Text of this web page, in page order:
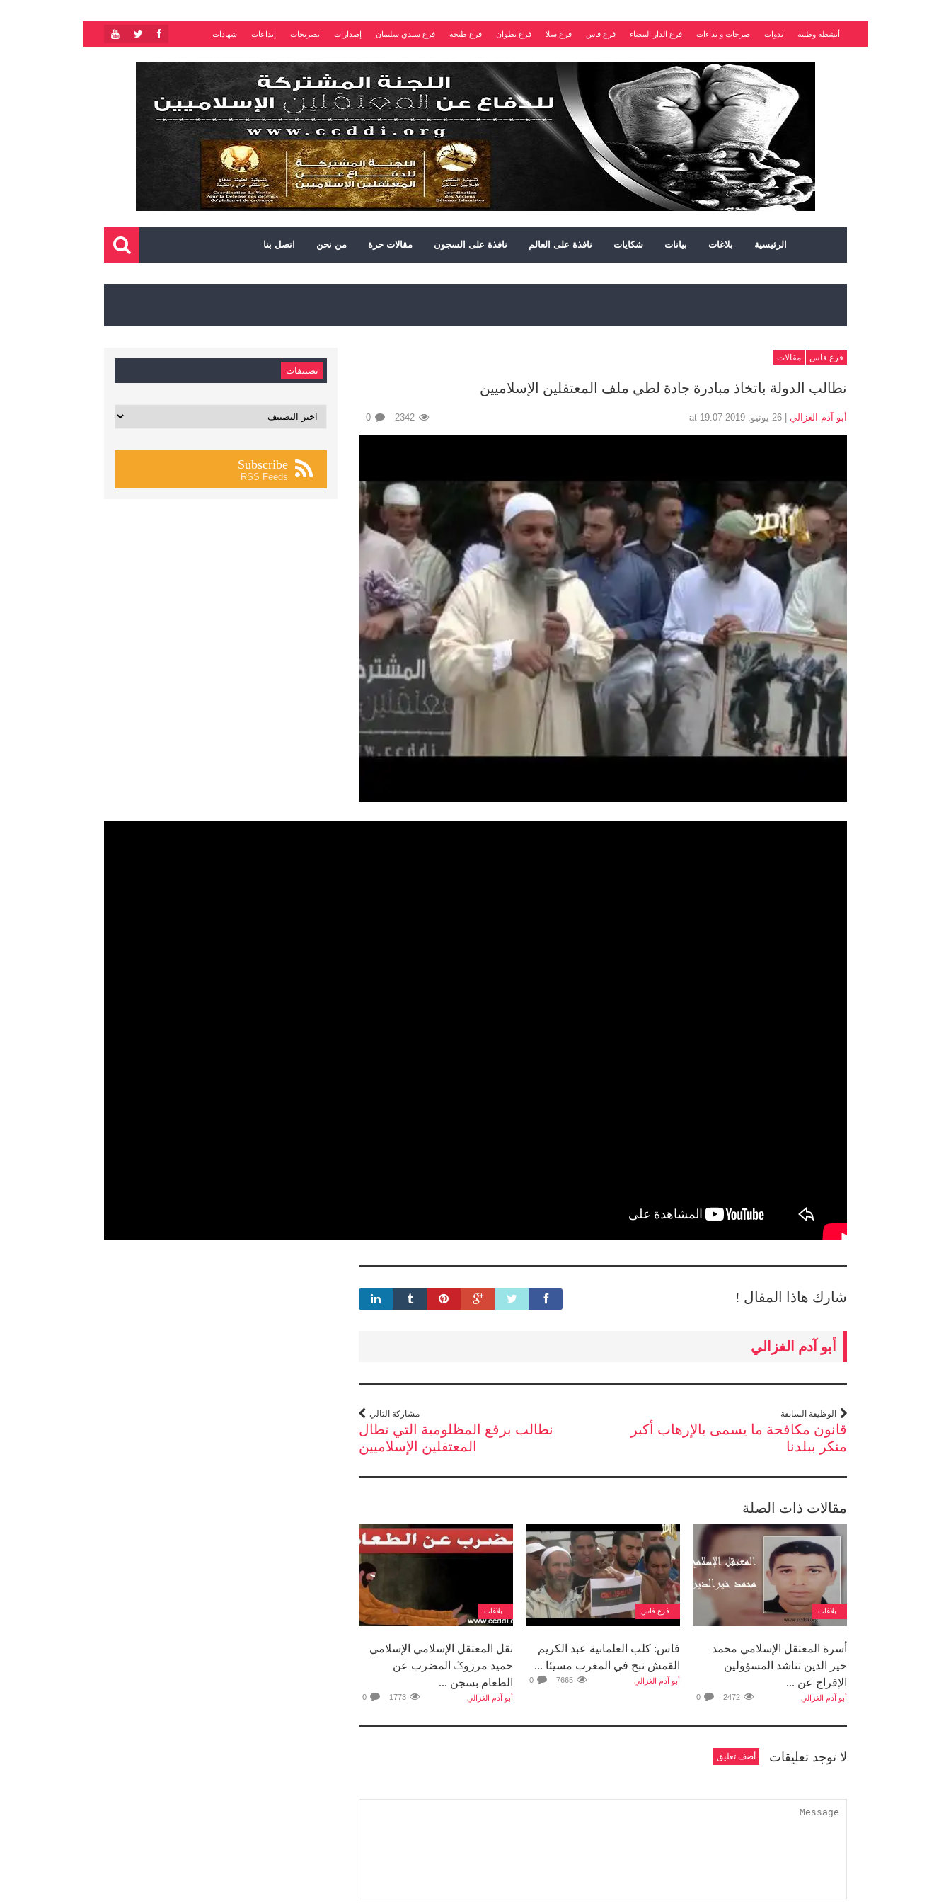
أنشطة وطنية ندوات صرخات و نداءات فرع الدار البيضاء فرع فاس فرع سلا فرع تطوان فرع طنجة فرع سيدي سليمان إصدارات تصريحات إبداعات شهادات
الرئيسية بلاغات بيانات شكايات نافذة على العالم نافذة على السجون مقالات حرة من نحن اتصل بنا
فرع فاس مقالات
نطالب الدولة باتخاذ مبادرة جادة لطي ملف المعتقلين الإسلاميين
أبو آدم الغزالي 0
شارك هاذا المقال !
أبو آدم الغزالي
الوظيفة السابقة
قانون مكافحة ما يسمى بالإرهاب أكبر
منكر ببلدنا
مشاركة التالي
نطالب برفع المظلومية التي تطال
المعتقلين الإسلاميين
مقالات ذات الصلة
بلاغات
أسرة المعتقل الإسلامي محمد
خير الدين تناشد المسؤولين
الإفراج عن ...
أبو آدم الغزالي 0
فرع فاس
فاس: كلب العلمانية عبد الكريم
القمش نبح في المغرب مسيئا ...
أبو آدم الغزالي 0
بلاغات
نقل المعتقل الإسلامي الإسلامي
حميد مرزوݣ المضرب عن
الطعام بسجن ...
أبو آدم الغزالي 0
لا توجد تعليقات أضف تعليق
تصنيفات
تصنيفات
Subscribe
RSS Feeds